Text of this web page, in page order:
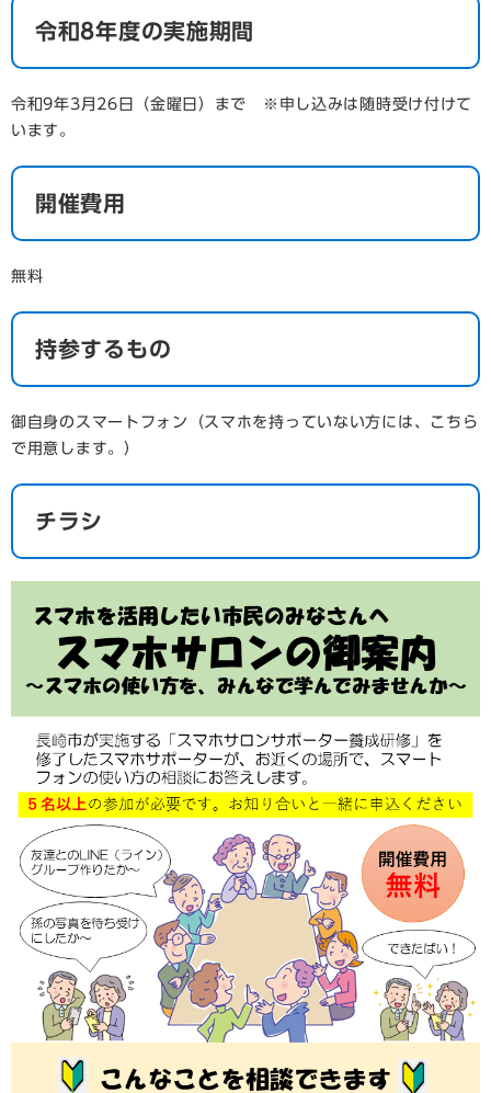
令和8年度の実施期間
令和9年3月26日（金曜日）まで ※申し込みは随時受け付けて
います。
開催費用
無料
持参するもの
御自身のスマートフォン（スマホを持っていない方には、こちら
で用意します。）
チラシ